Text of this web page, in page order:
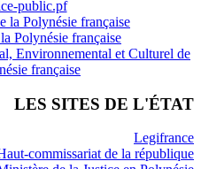
public.pf
la Polynésie française
Polynésie française
Environnemental et Culturel de
française
LES SITES DE L'ÉTAT
Legifrance
commissariat de la république